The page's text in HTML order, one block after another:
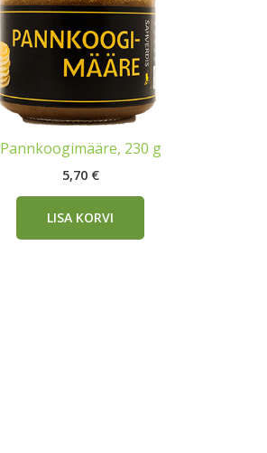
Pannkoogimääre, 230 g
5,70 €
LISA KORVI